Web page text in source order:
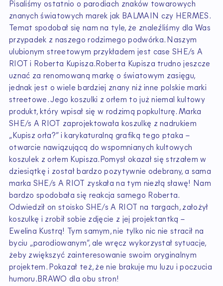
Pisaliśmy ostatnio o parodiach znaków towarowych
znanych światowych marek jak BALMAIN czy HERMES.
Temat spodobał się nam na tyle, że znaleźliśmy dla Was
przypadek z naszego rodzimego podwórka. Naszym
ulubionym streetowym przykładem jest case SHE/s A
RIOT i Roberta Kupisza.Roberta Kupisza trudno jeszcze
uznać za renomowaną markę o światowym zasięgu,
jednak jest o wiele bardziej znany niż inne polskie marki
streetowe. Jego koszulki z orłem to już niemal kultowy
produkt, który wpisał się w rodzimą popkulturę. Marka
SHE/s A RIOT zaprojektowała koszulkę z nadrukiem
„Kupisz orła?” i karykaturalną grafiką tego ptaka –
otwarcie nawiązującą do wspomnianych kultowych
koszulek z orłem Kupisza.Pomysł okazał się strzałem w
dziesiątkę i został bardzo pozytywnie odebrany, a sama
marka SHE/s A RIOT zyskała na tym niezłą sławę! Nam
bardzo spodobała się reakcja samego Roberta.
Odwiedził on stoisko SHE/s A RIOT na targach, założył
koszulkę i zrobił sobie zdjęcie z jej projektantką –
Ewelina Kustrą! Tym samym, nie tylko nic nie stracił na
byciu „parodiowanym”, ale wręcz wykorzystał sytuacje,
żeby zwiększyć zainteresowanie swoim oryginalnym
projektem. Pokazał też, że nie brakuje mu luzu i poczucia
humoru.BRAWO dla obu stron!